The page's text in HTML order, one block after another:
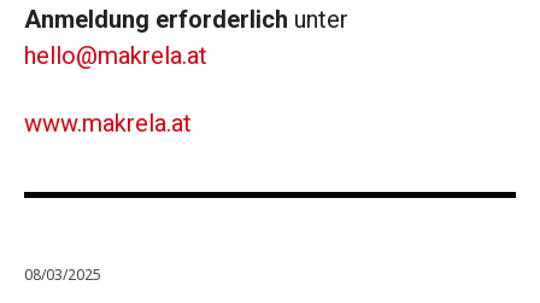
Anmeldung erforderlich unter
hello@makrela.at
www.makrela.at
08/03/2025